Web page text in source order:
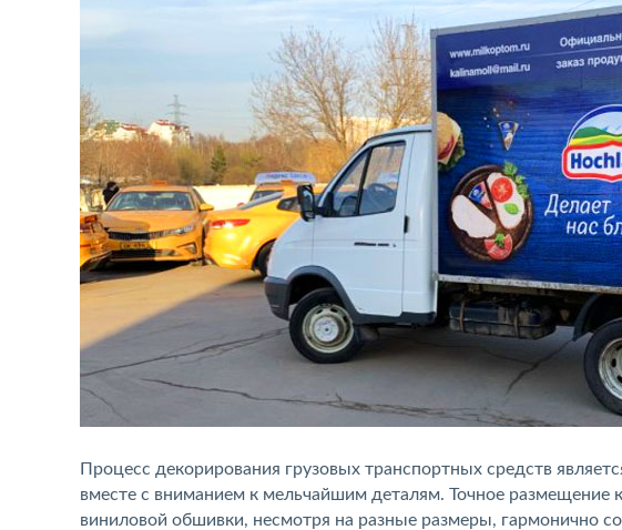
Процесс декорирования грузовых транспортных средств
вместе с вниманием к мельчайшим деталям. Точное размещение
виниловой обшивки, несмотря на разные размеры, гармонично